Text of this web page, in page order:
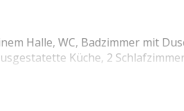
Halle, WC, Badzimmer mit
Küche, 2